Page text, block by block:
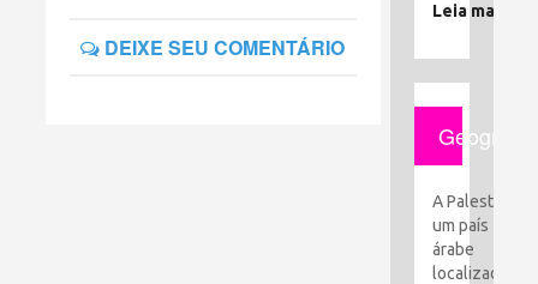
DEIXE SEU COMENTÁRIO
Leia mais
Geografia
A Palestina é
um país
árabe
localizado no